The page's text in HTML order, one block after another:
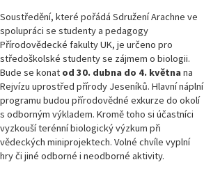
Soustředění, které pořádá Sdružení Arachne ve
spolupráci se studenty a pedagogy
Přírodovědecké fakulty UK, je určeno pro
středoškolské studenty se zájmem o biologii.
Bude se konat od 30. dubna do 4. květnana
Rejvízu uprostřed přírody Jeseníků. Hlavní náplní
programu budou přírodovědné exkurze do okolí
s odborným výkladem. Kromě toho si účastníci
vyzkouší terénní biologický výzkum při
vědeckých miniprojektech. Volné chvíle vyplní
hry či jiné odborné i neodborné aktivity.